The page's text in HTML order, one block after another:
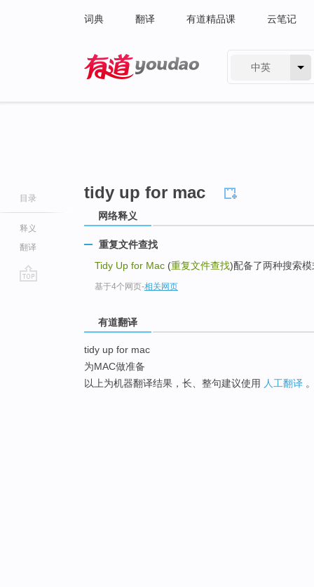
词典 翻译 有道精品课 云笔记
中英
目录
释义
翻译
tidy up for mac
网络释义
重复文件查找
Tidy Up for Mac (重复文件查找)配备了两种搜索
基于4个网页-相关网页
有道翻译
tidy up for mac
为MAC做准备
以上为机器翻译结果，长、整句建议使用 人工翻译